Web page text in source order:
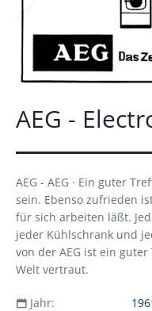
AEG -
AEG - AEG · Ein guter
sein. Ebenso zufrieden
für sich arbeiten läßt.
jeder Kühlschrank und
von der AEG ist ein guter
Welt vertraut.
Jahr: